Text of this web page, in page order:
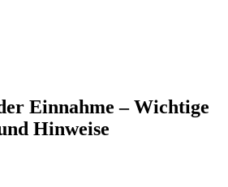
Einnahme – Wichtige
Hinweise